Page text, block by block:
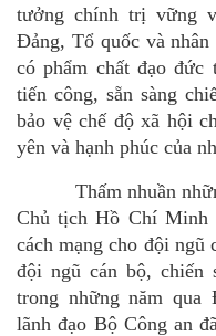
tưởng chính trị vững
Đảng, Tổ quốc và
có phẩm chất đạo đức
tiến công, sẵn sàng
bảo vệ chế độ xã hội
yên và hạnh phúc của
Thấm nhuần những
Chủ tịch Hồ Chí Minh
cách mạng cho đội ngũ
đội ngũ cán bộ, chiến
trong những năm qua
lãnh đạo Bộ Công an